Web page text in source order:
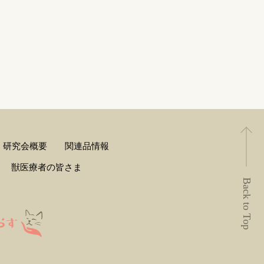
Back to Top
研究会概要 関連品情報
獣医療者の皆さま